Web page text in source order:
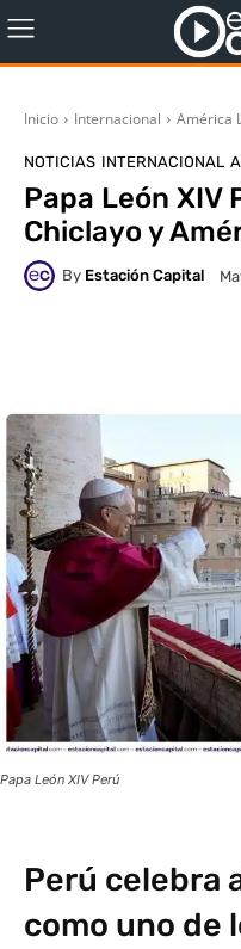
Inicio Internacional América
NOTICIAS INTERNACIONAL
Papa León XIV
Chiclayo y
By Estación Capital
Papa León XIV Perú
Perú celebra
como uno de